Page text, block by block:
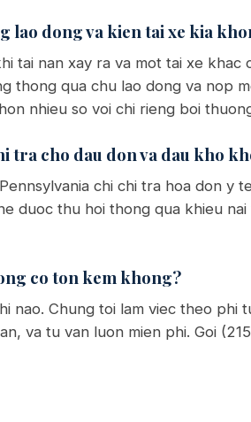
lao dong va kien tai xe kia
tai nan xay ra va mot tai xe
thong qua chu lao dong va nop
nhieu so voi chi rieng boi
tra cho dau don va dau kho
chi chi tra hoa don y
duoc thu hoi thong qua khieu
co ton kem khong?
nao. Chung toi lam viec theo
va tu van luon mien phi. Goi